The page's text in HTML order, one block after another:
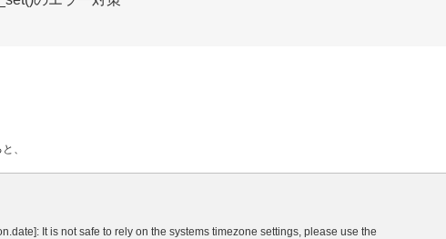
、
It is not safe to rely on the systems timezone settings, please use the